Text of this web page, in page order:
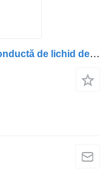
Mangueira de ar condicionado Conductă de lichid de răcire para camião Renault 7482532555 / 7422251163 / 7421903112 / 7421903111 / 7422189526